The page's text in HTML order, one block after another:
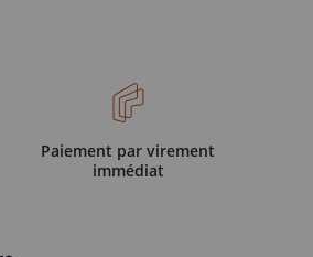
Paiement par virement
immédiat